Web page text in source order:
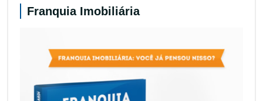
Franquia Imobiliária